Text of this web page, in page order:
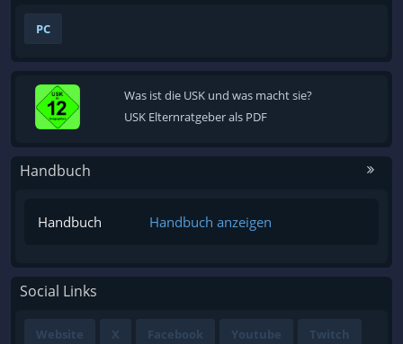
PC
Was ist die USK und was macht sie?
USK Elternratgeber als PDF
Handbuch
Handbuch Handbuch anzeigen
Social Links
Website X Facebook Youtube Twitch